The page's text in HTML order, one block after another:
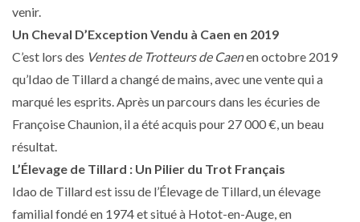
venir.
Un Cheval D’Exception Vendu à Caen en 2019
C’est lors des Ventes de Trotteurs de Caenen octobre 2019
qu’Idao de Tillard a changé de mains, avec une vente qui a
marqué les esprits. Après un parcours dans les écuries de
Françoise Chaunion, il a été acquis pour 27 000 €, un beau
résultat.
L’Élevage de Tillard : Un Pilier du Trot Français
Idao de Tillard est issu de l’Élevage de Tillard, un élevage
familial fondé en 1974 et situé à Hotot-en-Auge, en